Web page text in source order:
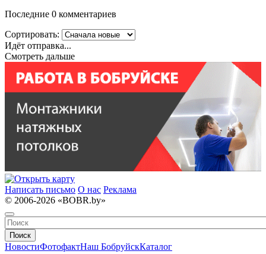
Последние 0 комментариев
Сортировать:
Идёт отправка...
Смотреть дальше
Написать письмо О нас Реклама
© 2006-2026 «BOBR.by»
Поиск
НовостиФотофактНаш БобруйскКаталог